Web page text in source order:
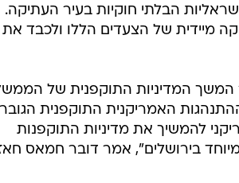
הבלתי חוקיות בעיר העתיקה.
מיידית של הצעדים הללו ולכבד את
המשך המדיניות התוקפנית של
האמריקנית התוקפנית
להמשיך את מדיניות התוקפנות
בירושלים", אמר דובר חמאס